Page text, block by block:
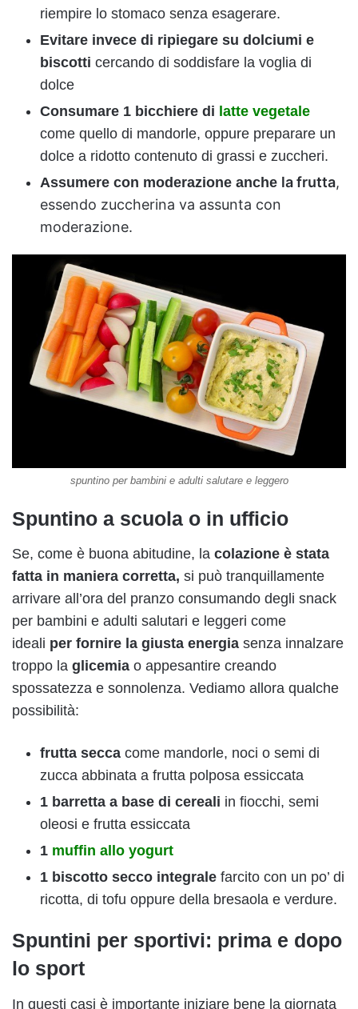
riempire lo stomaco senza esagerare.
Evitare invece di ripiegare su dolciumi e
biscotti cercando di soddisfare la voglia di
dolce
Consumare 1 bicchiere di latte vegetale
come quello di mandorle, oppure preparare un
dolce a ridotto contenuto di grassi e zuccheri.
Assumere con moderazione anche la frutta,
essendo zuccherina va assunta con
moderazione.
spuntino per bambini e adulti salutare e leggero
Spuntino a scuola o in ufficio
Se, come è buona abitudine, la colazione è stata
fatta in maniera corretta, si può tranquillamente
arrivare all’ora del pranzo consumando degli snack
per bambini e adulti salutari e leggeri come
ideali per fornire la giusta energia senza innalzare
troppo la glicemia o appesantire creando
spossatezza e sonnolenza. Vediamo allora qualche
possibilità:
frutta secca come mandorle, noci o semi di
zucca abbinata a frutta polposa essiccata
1 barretta a base di cereali in fiocchi, semi
oleosi e frutta essiccata
1 muffin allo yogurt
1 biscotto secco integrale farcito con un po’ di
ricotta, di tofu oppure della bresaola e verdure.
Spuntini per sportivi: prima e dopo
lo sport
In questi casi è importante iniziare bene la giornata